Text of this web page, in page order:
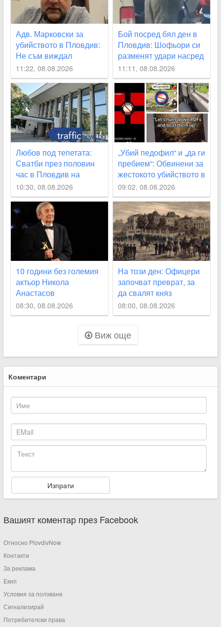
Адв. Марковски за
убийството в Пловдив:
Не съм виждал
подобна жестокост от
непълнолетни, 12
години са твърде малко
11:22, 08.08.2026
Бой посред бял ден в
Пловдив: Шофьори си
разменят удари насред
оживено кръстовище
ВИДЕО
11:11, 08.08.2026
Любов под тепетата:
Сватби през половин
час в Пловдив на
магичната дата 8.08
10:30, 08.08.2026
„Убий педофил“ и „да ги
пребием“: Обвинени за
жестокото убийството в
Пловдив споделяли
призиви с насилие в
социалните мрежи
СНИМКИ
09:02, 08.08.2026
10 години без големия
актьор Никола
Анастасов
08:30, 08.08.2026
На този ден: Офицери
започват преврат, за
да свалят княз
Александър I
Батенберг
08:00, 08.08.2026
Виж още
Коментари
Вашият коментар през Facebook
Относно PlovdivNow
Контакти
За реклама
Екип
Условия за ползване
Сигнализирай
Потребителски права